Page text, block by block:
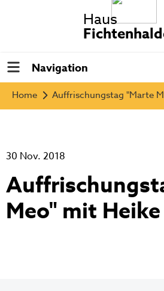
Haus
Navigation
Home Auffrischungstag "Marte
30 Nov. 2018
Meo" mit